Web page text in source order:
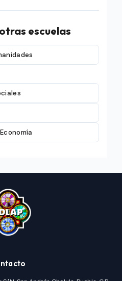
escuelas